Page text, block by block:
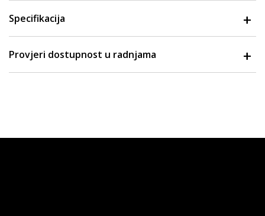
Specifikacija
Provjeri dostupnost u radnjama